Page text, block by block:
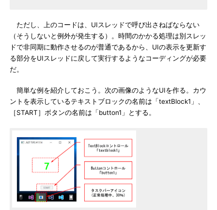
ただし、上のコードは、UIスレッドで呼び出さねばならない
（そうしないと例外が発生する）。時間のかかる処理は別スレッ
ドで非同期に動作させるのが普通であるから、UIの表示を更新す
る部分をUIスレッドに戻して実行するようなコーディングが必要
だ。
簡単な例を紹介しておこう。次の画像のようなUIを作る。カウ
ントを表示しているテキストブロックの名前は「textBlock1」、
［START］ボタンの名前は「button1」とする。